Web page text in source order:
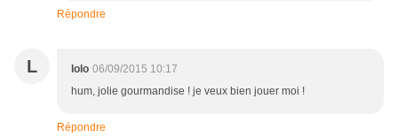
Répondre
L lolo 06/09/2015 10:17
hum, jolie gourmandise ! je veux bien jouer moi !
Répondre